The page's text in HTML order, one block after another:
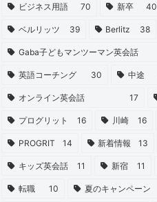
ビジネス用語 70 新卒 40
ベルリッツ 39 Berlitz 38
Gaba子どもマンツーマン英会話
英語コーチング 30 中途
オンライン英会話 17
プログリット 16 川崎 16
PROGRIT 14 新着情報 13
キッズ英会話 11 新宿 11
転職 10 夏のキャンペーン